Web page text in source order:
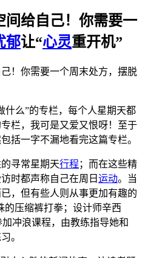
间给自己！你需要一
郁让“心灵重开机”
什么”的专栏，每个人星期天都
栏，我可是又爱又恨呀！至于
括一字不漏地看完这篇专栏。
寻常星期天行程 ；而在这些精
时都声称自己在周日 运动。当
，但有些人则从事更加有趣的
的压缩裤打拳；设计师辛西
冲浪课程，由教练指导她和
。